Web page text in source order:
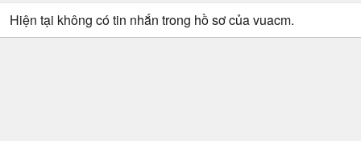
Hiện tại không có tin nhắn trong hồ sơ của vuacm.